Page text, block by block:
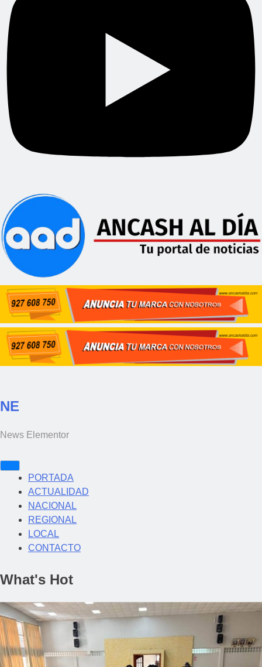
NE
News Elementor
PORTADA
ACTUALIDAD
NACIONAL
REGIONAL
LOCAL
CONTACTO
What's Hot